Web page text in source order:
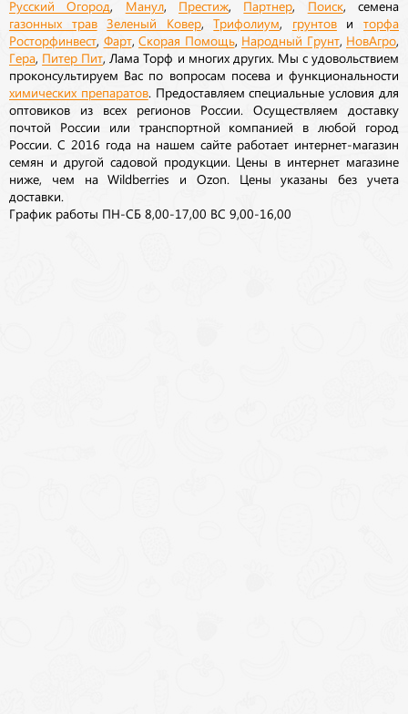
Русский Огород Манул, Престиж Партнер Поиск, семена
газонных трав Зеленый Ковер,Трифолиум грунтовиторфа
Росторфинвест Фарт, Скорая Помощь Народный Грунт, НовАгро
Гера Питер Пит , Лама Торф и многих других. Мы с удовольствием
проконсультируем Вас по вопросам посева и функциональности
химических препаратов. Предоставляем специальные условия для
оптовиков из всех регионов России. Осуществляем доставку
почтой России или транспортной компанией в любой город
России. С 2016 года на нашем сайте работает интернет-магазин
семян и другой садовой продукции. Цены в интернет магазине
ниже, чем на Wildberries и Ozon. Цены указаны без учета
доставки.
График работы ПН-СБ 8,00-17,00 ВС 9,00-16,00